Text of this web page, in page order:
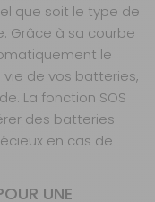
que soit le type de
Grâce à sa courbe
le
de vos batteries,
La fonction SOS
des batteries
en cas de
UNE